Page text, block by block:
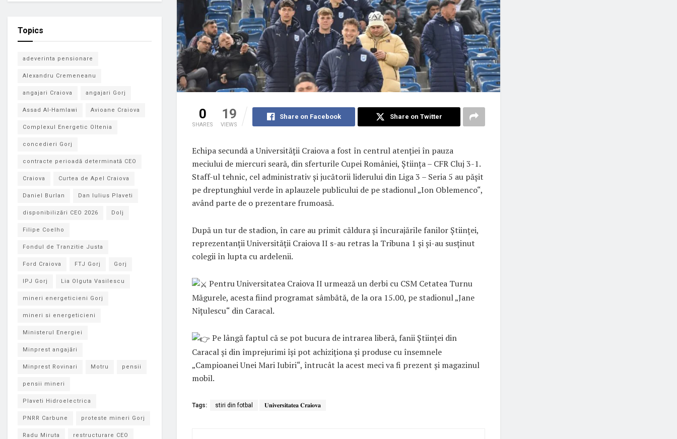
0
SHARES
19
VIEWS
Share on Facebook Share on Twitter
Echipa secundă a Universităţii Craiova a fost în centrul atenţiei în pauza
meciului de miercuri seară, din sferturile Cupei României, Ştiinţa – CFR Cluj 3-1.
Staff-ul tehnic, cel administrativ şi jucătorii liderului din Liga 3 – Seria 5 au păşit
pe dreptunghiul verde în aplauzele publicului de pe stadionul „Ion Oblemenco“,
având parte de o prezentare frumoasă.
După un tur de stadion, în care au primit căldura şi încurajările fanilor Ştiinţei,
reprezentanţii Universităţii Craiova II s-au retras la Tribuna 1 şi şi-au susţinut
colegii în lupta cu ardelenii.
Pentru Universitatea Craiova II urmează un derbi cu CSM Cetatea Turnu
Măgurele, acesta fiind programat sâmbătă, de la ora 15.00, pe stadionul „Jane
Niţulescu“ din Caracal.
Pe lângă faptul că se pot bucura de intrarea liberă, fanii Ştiinţei din
Caracal şi din împrejurimi îşi pot achiziţiona şi produse cu însemnele
„Campioanei Unei Mari Iubiri“, întrucât la acest meci va fi prezent şi magazinul
mobil.
Tags: stiri din fotbal 𝐔𝐧𝐢𝐯𝐞𝐫𝐬𝐢𝐭𝐚𝐭𝐞𝐚 𝐂𝐫𝐚𝐢𝐨𝐯𝐚
Topics
adeverinta pensionare
Alexandru Cremeneanu
angajari Craiova angajari Gorj
Assad Al-Hamlawi Avioane Craiova
Complexul Energetic Oltenia
concedieri Gorj
contracte perioadă determinată CEO
Craiova Curtea de Apel Craiova
Daniel Burlan Dan Iulius Plaveti
disponibilizări CEO 2026 Dolj
Filipe Coelho
Fondul de Tranzitie Justa
Ford Craiova FTJ Gorj Gorj
IPJ Gorj Lia Olguta Vasilescu
mineri energeticieni Gorj
mineri si energeticieni
Ministerul Energiei
Minprest angajări
Minprest Rovinari Motru pensii
pensii mineri
Plaveti Hidroelectrica
PNRR Carbune proteste mineri Gorj
Radu Miruta restructurare CEO